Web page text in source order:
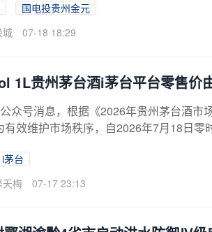
见效，携手赋能高质量发展。
国电投贵州金元
城 07-18 18:29
1L贵州茅台酒i茅台平台零售价
众号消息，根据《2026年贵州茅台酒
有效维护市场秩序，自2026年7月18日
i茅台
天梅 07-17 23:13